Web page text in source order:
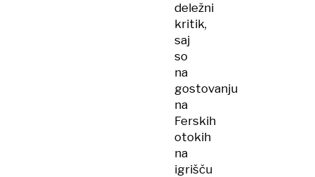
deležni
kritik,
saj
so
na
gostovanju
na
Ferskih
otokih
na
igrišču